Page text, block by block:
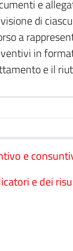
e
di
a
in
e il
e
e dei